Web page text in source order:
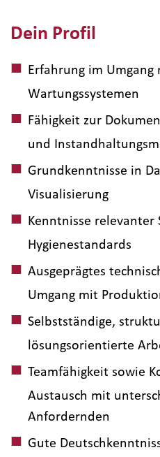
Dein Profil
Erfahrung im
Wartungssystemen
Fähigkeit zur
und
Grundkenntnisse in
Visualisierung
Kenntnisse relevanter
Hygienestandards
Ausgeprägtes
Umgang mit
Selbstständige,
lösungsorientierte
Teamfähigkeit sowie
Austausch mit
Anfordernden
Gute